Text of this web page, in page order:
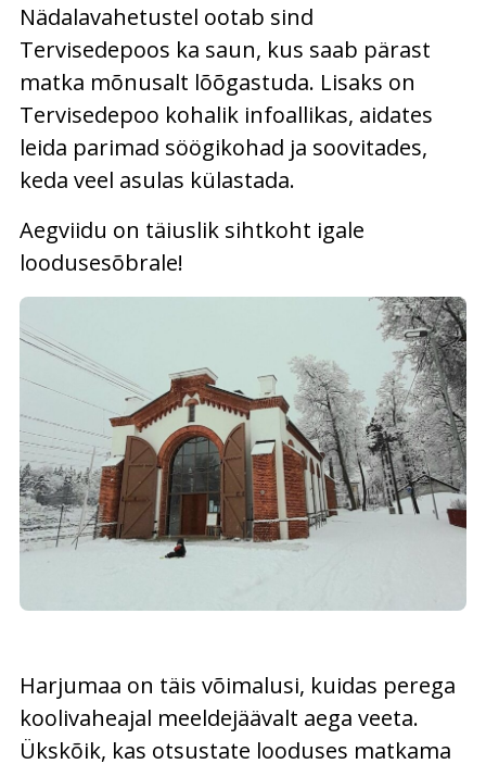
Nädalavahetustel ootab sind
Tervisedepoos ka saun, kus saab pärast
matka mõnusalt lõõgastuda. Lisaks on
Tervisedepoo kohalik infoallikas, aidates
leida parimad söögikohad ja soovitades,
keda veel asulas külastada.
Aegviidu on täiuslik sihtkoht igale
loodusesõbrale!
Harjumaa on täis võimalusi, kuidas perega
koolivaheajal meeldejäävalt aega veeta.
Ükskõik, kas otsustate looduses matkama